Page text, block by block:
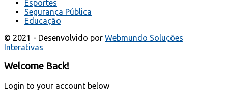
Esportes
Segurança Pública
Educação
© 2021 - Desenvolvido por Webmundo Soluções
Interativas
Welcome Back!
Login to your account below